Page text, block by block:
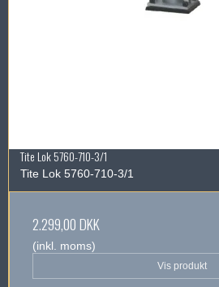
Tite Lok 5760-710-3/1
Tite Lok 5760-710-3/1
2.299,00 DKK
(inkl. moms)
Vis produkt